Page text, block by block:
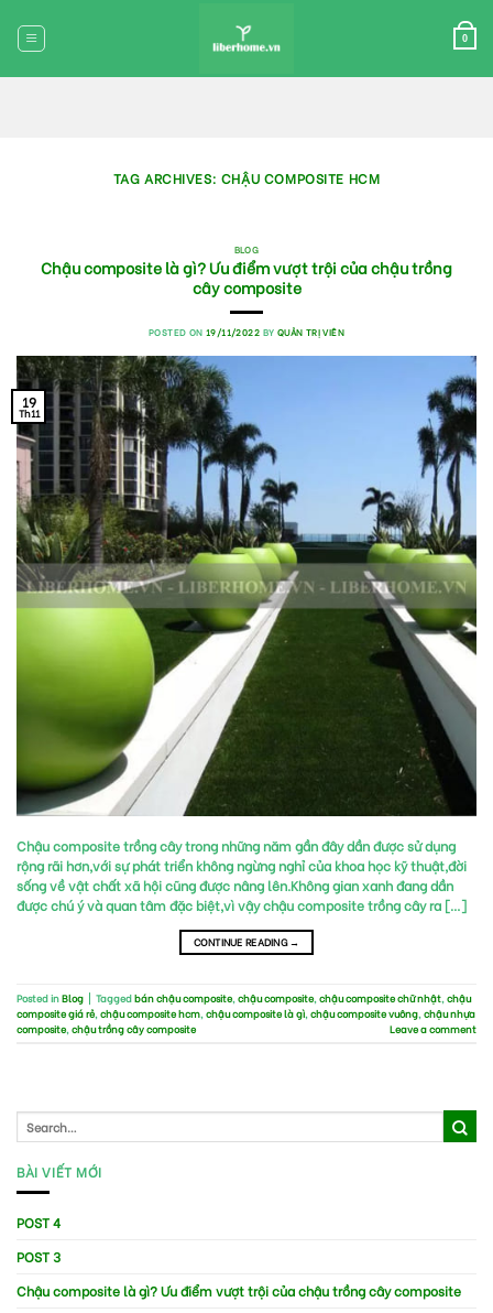
content
0
TAG ARCHIVES: CHẬU COMPOSITE HCM
BÀI VIẾT MỚI
POST 4
POST 3
Chậu composite là gì? Ưu điểm vượt trội của chậu trồng cây composite
BLOG
Chậu composite là gì? Ưu điểm vượt trội của chậu trồng
cây composite
POSTED ON19/11/2022 BY QUẢN TRỊ VIÊN
19
Th11
Chậu composite trồng cây trong những năm gần đây dần được sử dụng
rộng rãi hơn,với sự phát triển không ngừng nghỉ của khoa học kỹ thuật,đời
sống về vật chất xã hội cũng được nâng lên.Không gian xanh đang dần
được chú ý và quan tâm đặc biệt,vì vậy chậu composite trồng cây ra […]
CONTINUE READING→
Posted inBlog | Taggedbán chậu composite, chậu composite, chậu composite chữ nhật, chậu
composite giá rẻ, chậu composite hcm, chậu composite là gì, chậu composite vuông, chậu nhựa
composite, chậu trồng cây composite Leave a comment